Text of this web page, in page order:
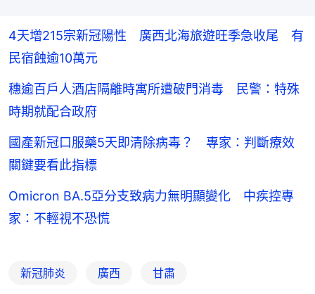
4天增215宗新冠陽性 廣西北海旅遊旺季急收尾 有
民宿蝕逾10萬元
穗逾百戶人酒店隔離時寓所遭破門消毒 民警：特殊
時期就配合政府
國產新冠口服藥5天即清除病毒？ 專家：判斷療效
關鍵要看此指標
Omicron BA.5亞分支致病力無明顯變化 中疾控專
家：不輕視不恐慌
新冠肺炎 廣西 甘肅